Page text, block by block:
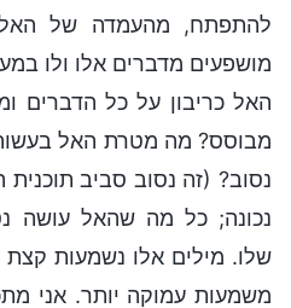
להתפתח, מהעמדה של האל,
מושפעים מדברים אלו ולו
האל כריבון על כל הדברים
מבוסס? מה מטרת האל
נסוב? (זה נסוב סביב
נכונה; כל מה שהאל עושה
שלו. מילים אלו נשמעות
משמעות עמוקה יותר. אני